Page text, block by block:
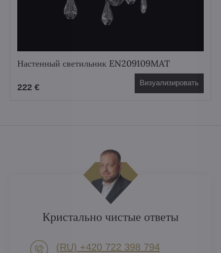
Настенный светильник EN209109MAT
222 € Визуализировать
Кристально чистые ответы
(RU) +420 722 398 794​